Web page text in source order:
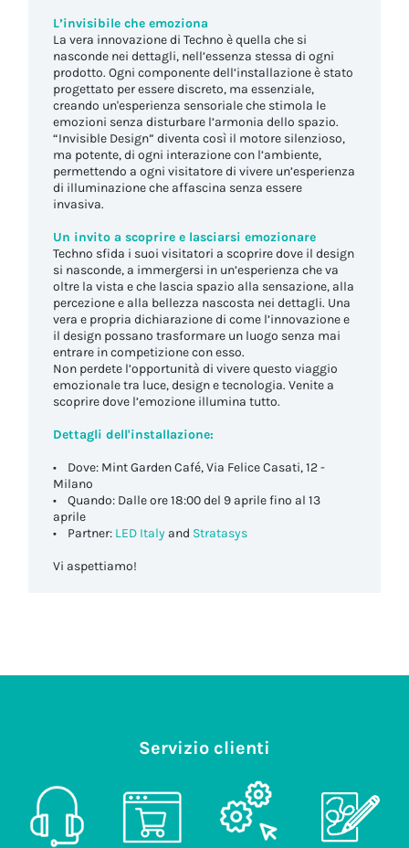
L’invisibile che emoziona
La vera innovazione di Techno è quella che si
nasconde nei dettagli, nell’essenza stessa di ogni
prodotto. Ogni componente dell’installazione è stato
progettato per essere discreto, ma essenziale,
creando un'esperienza sensoriale che stimola le
emozioni senza disturbare l’armonia dello spazio.
“Invisible Design” diventa così il motore silenzioso,
ma potente, di ogni interazione con l’ambiente,
permettendo a ogni visitatore di vivere un’esperienza
di illuminazione che affascina senza essere
invasiva.
Un invito a scoprire e lasciarsi emozionare
Techno sfida i suoi visitatori a scoprire dove il design
si nasconde, a immergersi in un’esperienza che va
oltre la vista e che lascia spazio alla sensazione, alla
percezione e alla bellezza nascosta nei dettagli. Una
vera e propria dichiarazione di come l’innovazione e
il design possano trasformare un luogo senza mai
entrare in competizione con esso.
Non perdete l’opportunità di vivere questo viaggio
emozionale tra luce, design e tecnologia. Venite a
scoprire dove l’emozione illumina tutto.
Dettagli dell'installazione:
• Dove: Mint Garden Café, Via Felice Casati, 12 -
Milano
• Quando: Dalle ore 18:00 del 9 aprile fino al 13
aprile
• Partner: LED Italy and Stratasys
Vi aspettiamo!
Servizio clienti